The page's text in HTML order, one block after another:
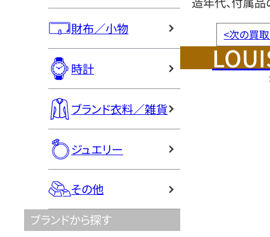
財布／小物
時計
ブランド衣料／雑貨
ジュエリー
その他
ブランドから探す
<次の買